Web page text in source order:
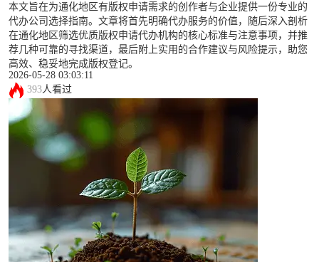
本文旨在为通化地区有版权申请需求的创作者与企业提供一份专业的
代办公司选择指南。文章将首先明确代办服务的价值，随后深入剖析
在通化地区筛选优质版权申请代办机构的核心标准与注意事项，并推
荐几种可靠的寻找渠道，最后附上实用的合作建议与风险提示，助您
高效、稳妥地完成版权登记。
2026-05-28 03:03:11
393人看过